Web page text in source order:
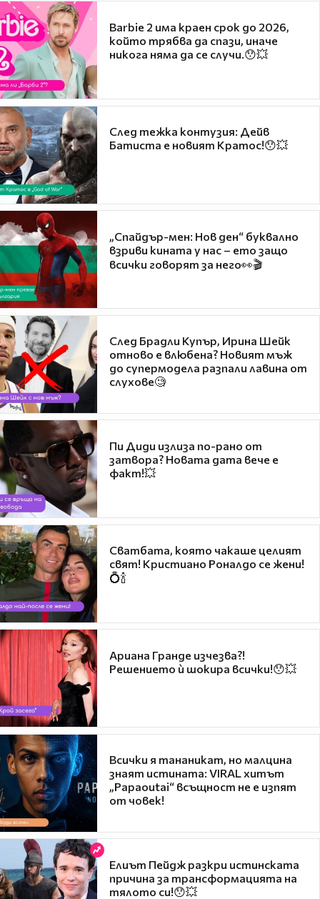
Barbie 2 има краен срок до 2026,
който трябва да спази, иначе
никога няма да се случи.😯💥
След тежка контузия: Дейв
Батиста е новият Кратос!😯💥
„Спайдър-мен: Нов ден“ буквално
взриви кината у нас – ето защо
всички говорят за него👀🎬
След Брадли Купър, Ирина Шейк
отново е влюбена? Новият мъж
до супермодела разпали лавина от
слухове🧐
Пи Диди излиза по-рано от
затвора? Новата дата вече е
факт!💥
Сватбата, която чакаше целият
свят! Кристиано Роналдо се жени!
💍🍾
Ариана Гранде изчезва?!
Решението ѝ шокира всички!😯💥
Всички я тананикат, но малцина
знаят истината: VIRAL хитът
„Papaoutai“ всъщност не е изпят
от човек!
Елиът Пейдж разкри истинската
причина за трансформацията на
тялото си!😯💥